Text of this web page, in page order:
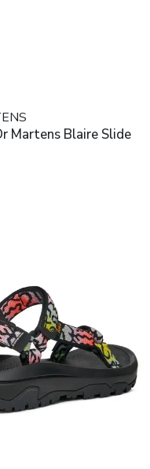
Martens Blaire Slide